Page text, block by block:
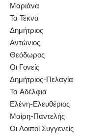
Μαριάνα
Τα Τέκνα
Δημήτριος
Αντώνιος
Θεόδωρος
Οι Γονείς
Δημήτριος-Πελαγία
Τα Αδέλφια
Ελένη-Ελευθέριος
Μαίρη-Παντελής
Οι Λοιποί Συγγενείς